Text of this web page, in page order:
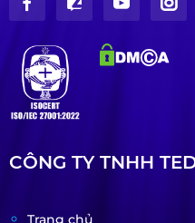
CÔNG TY TNHH
Trang chủ